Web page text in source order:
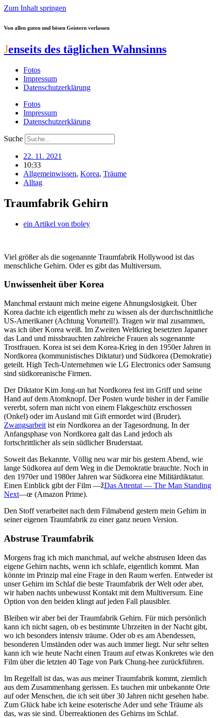
Zum Inhalt springen
Von allen guten und bösen Geistern verlassen
Jenseits des täglichen Wahnsinns
Fotos
Impressum
Datenschutzerklärung
Fotos
Impressum
Datenschutzerklärung
Suche
22. 11. 2021
10:33
Allgemeinwissen, Korea, Träume
Alltag
Traumfabrik Gehirn
ein Artikel von tboley
Viel größer als die sogenannte Traumfabrik Hollywood ist das
menschliche Gehirn. Oder es gibt das Multiversum.
Unwissenheit über Korea
Manchmal erstaunt mich meine eigene Ahnungslosigkeit. Über
Korea dachte ich eigentlich mehr zu wissen als der durchschnittliche
US-Amerikaner (Achtung Vorurteil!). Tragen wir mal zusammen,
was ich über Korea weiß. Im Zweiten Weltkrieg besetzten Japaner
das Land und missbrauchten zahlreiche Frauen als sogenannte
Trostfrauen. Korea ist sei dem Korea-Krieg in den 1950er Jahren in
Nordkorea (kommunistisches Diktatur) und Südkorea (Demokratie)
geteilt. High Tech-Unternehmen wie LG Electronics oder Samsung
sind südkoreanische Firmen.
Der Diktator Kim Jong-un hat Nordkorea fest im Griff und seine
Hand auf dem Atomknopf. Der Posten wurde bisher in der Familie
vererbt, sofern man nicht von einem Flakgeschütz erschossen
(Onkel) oder im Ausland mit Gift ermordet wird (Bruder).
Zwangsarbeit ist ein Nordkorea an der Tagesordnung. In der
Anfangsphase von Nordkorea galt das Land jedoch als
fortschrittlicher als sein südlicher Bruderstaat.
Soweit das Bekannte. Völlig neu war mir bis gestern Abend, wie
lange Südkorea auf dem Weg in die Demokratie brauchte. Noch in
den 1970er und 1980er Jahren war Südkorea eine Militärdiktatur.
Einen Einblick gibt der Film —žDas Attentat — The Man Standing
Next—œ (Amazon Prime).
Den Stoff verarbeitet nach dem Filmabend gestern mein Gehirn in
seiner eigenen Traumfabrik zu einer ganz neuen Version.
Abstruse Traumfabrik
Morgens frag ich mich manchmal, auf welche abstrusen Ideen das
eigene Gehirn nachts, wenn ich schlafe, eigentlich kommt. Man
könnte im Prinzip mal eine Frage in den Raum werfen. Entweder ist
unser Gehirn im Schlaf die beste Traumfabrik der Welt oder aber,
wir haben nachts unbewusst Kontakt mit dem Multiversum. Eine
Option von den beiden klingt auf jeden Fall plausibler.
Bleiben wir aber bei der Traumfabrik Gehirn. Für mich persönlich
kann ich nicht sagen, ob es bestimmte Uhrzeiten in der Nacht gibt,
wo ich besonders intensiv träume. Oder ob es am Abendessen,
besonderen Umständen oder was auch immer liegt. Nur sehr selten
kann ich wie heute Nacht einen Traum auf etwas Konkretes wie den
Film über die letzten 40 Tage von Park Chung-hee zurückführen.
Im Regelfall ist das, was aus meiner Traumfabrik kommt, ziemlich
aus dem Zusammenhang gerissen. Es tauchen mir unbekannte Orte
auf oder Menschen, die ich seit über 30 Jahren nicht gesehen habe.
Zum Glück habe ich keine esoterische Ader und sehe Träume als
das, was sie sind. Überreaktionen des Gehirns im Schlaf.